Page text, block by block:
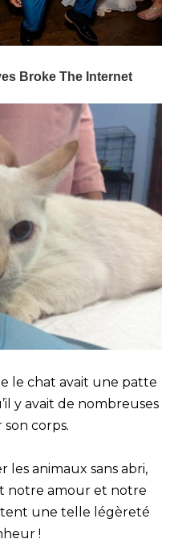
le chat avait une patte
y avait de nombreuses
corps.
les animaux sans abri,
notre amour et notre
une telle légèreté
!